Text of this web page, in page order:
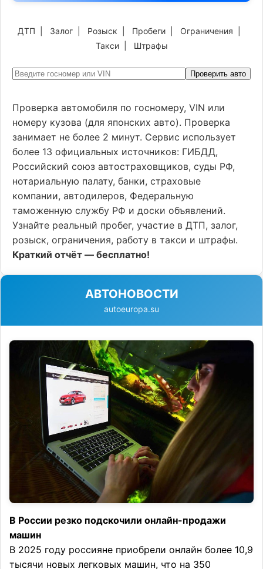
ДТП Залог Розыск Пробеги Ограничения
Такси| Штрафы
Проверить авто
Проверка автомобиля по госномеру, VIN или
номеру кузова (для японских авто). Проверка
занимает не более 2 минут. Сервис использует
более 13 официальных источников: ГИБДД,
Российский союз автостраховщиков, суды РФ,
нотариальную палату, банки, страховые
компании, автодилеров, Федеральную
таможенную службу РФ и доски объявлений.
Узнайте реальный пробег, участие в ДТП, залог,
розыск, ограничения, работу в такси и штрафы.
Краткий отчёт — бесплатно!
АВТОНОВОСТИ
autoeuropa.su
В России резко подскочили онлайн-продажи
машин
В 2025 году россияне приобрели онлайн более 10,9
тысячи новых легковых машин, что на 350